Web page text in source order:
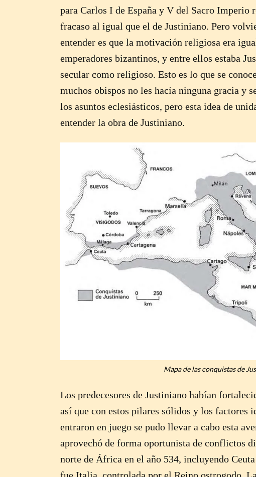
para Carlos I de España y V del Sacro Imperio
fracaso al igual que el de Justiniano. Pero
entender es que la motivación religiosa era
emperadores bizantinos, y entre ellos estaba
secular como religioso. Esto es lo que se
muchos obispos no les hacía ninguna gracia y
los asuntos eclesiásticos, pero esta idea de
entender la obra de Justiniano.
Mapa de las conquistas de
Los predecesores de Justiniano habían
así que con estos pilares sólidos y los factores
entraron en juego se pudo llevar a cabo esta
aprovechó de forma oportunista de conflictos
norte de África en el año 534, incluyendo